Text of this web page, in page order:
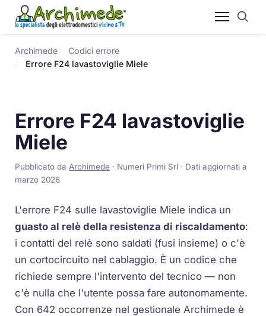
Archimede
Codici errore
Errore F24 lavastoviglie Miele
Errore F24 lavastoviglie
Miele
Pubblicato daArchimede · Numeri Primi Srl · Dati aggiornati a
marzo 2026
L'errore F24 sulle lavastoviglie Miele indica un
guasto al relè della resistenza di riscaldamento:
i contatti del relè sono saldati (fusi insieme) o c'è
un cortocircuito nel cablaggio. È un codice che
richiede sempre l'intervento del tecnico — non
c'è nulla che l'utente possa fare autonomamente.
Con 642 occorrenze nel gestionale Archimede è